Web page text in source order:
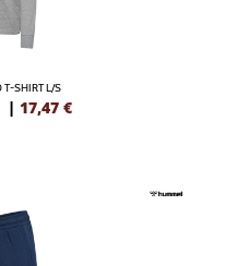
T-SHIRT L/S
| 17,47 €